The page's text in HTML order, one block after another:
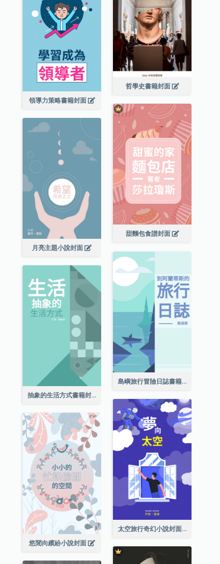
哲學史書籍封面
領導力策略書籍封面
甜麵包食譜封面
月亮主題小說封面
島嶼旅行冒險日誌書籍封面
抽象的生活方式書籍封面
太空旅行奇幻小說封面
悠閒向繽紛小說封面